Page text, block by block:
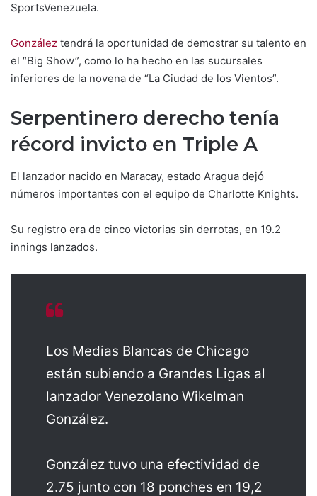
SportsVenezuela.
González tendrá la oportunidad de demostrar su talento en
el “Big Show”, como lo ha hecho en las sucursales
inferiores de la novena de “La Ciudad de los Vientos”.
Serpentinero derecho tenía
récord invicto en Triple A
El lanzador nacido en Maracay, estado Aragua dejó
números importantes con el equipo de Charlotte Knights.
Su registro era de cinco victorias sin derrotas, en 19.2
innings lanzados.
Los Medias Blancas de Chicago
están subiendo a Grandes Ligas al
lanzador Venezolano Wikelman
González.
González tuvo una efectividad de
2.75 junto con 18 ponches en 19,2